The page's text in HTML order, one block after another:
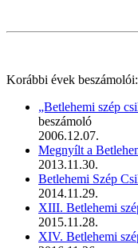
Korábbi évek beszámolói:
„Betlehemi szép
beszámoló
2006.12.07.
Megnyílt a
2013.11.30.
Betlehemi Szép
2014.11.29.
XIII. Betlehemi
2015.11.28.
XIV. Betlehemi